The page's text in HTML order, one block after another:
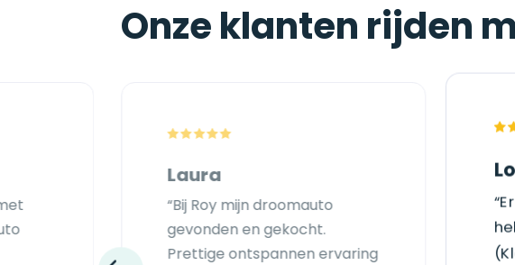
Onze klanten rijden
Laura
“Bij Roy mijn droomauto
gevonden en gekocht.
Prettige ontspannen ervaring